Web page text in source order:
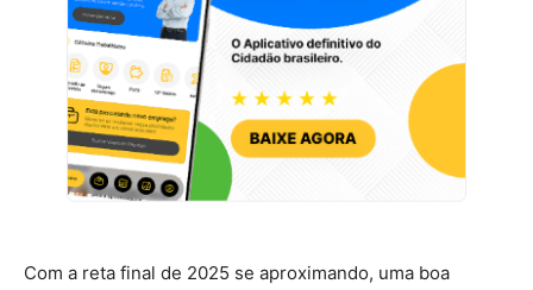
Com a reta final de 2025 se aproximando, uma boa